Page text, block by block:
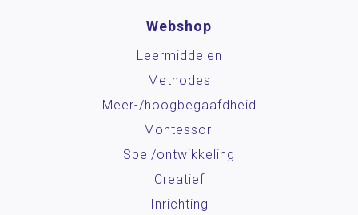
Webshop
Leermiddelen
Methodes
Meer-/hoog­begaafdheid
Montessori
Spel/ontwikkeling
Creatief
Inrichting